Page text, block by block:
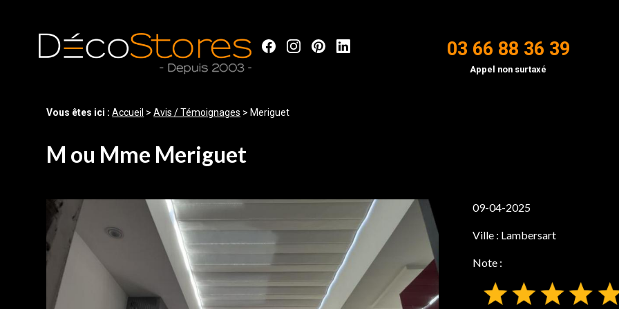
03 66 88 36 39
Appel non surtaxé
Vous êtes ici :Accueil >Avis / Témoignages > Meriguet
M ou Mme Meriguet
09-04-2025
Ville : Lambersart
Note :